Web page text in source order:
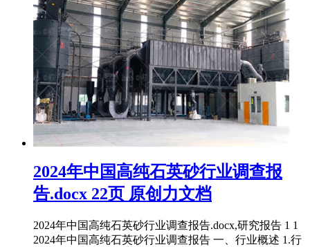
2024年中国高纯石英砂行业调查报
告.docx 22页 原创力文档
2024年中国高纯石英砂行业调查报告.docx,研究报告 1 1
2024年中国高纯石英砂行业调查报告 一、行业概述 1.行